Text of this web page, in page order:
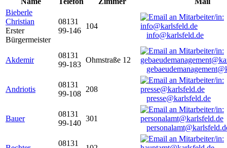
Bieberle
Christian
Erster
Bürgermeister
08131
99-146
104
info@karlsfeld.de
Akdemir
08131
99-183
Ohmstraße 12
Andriotis
08131
99-108
208
presse@karlsfeld.de
Bauer
08131
99-140
301
08131